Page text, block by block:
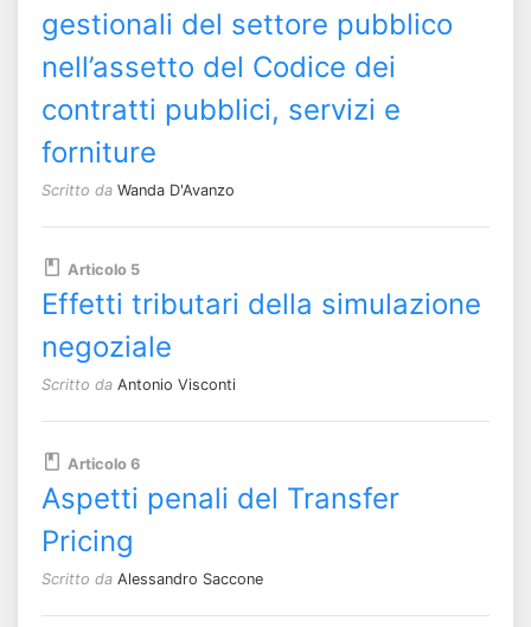
gestionali del settore pubblico
nell’assetto del Codice dei
contratti pubblici, servizi e
forniture
Scritto da Wanda D'Avanzo
Articolo 5
Effetti tributari della simulazione
negoziale
Scritto da Antonio Visconti
Articolo 6
Aspetti penali del Transfer
Pricing
Scritto da Alessandro Saccone